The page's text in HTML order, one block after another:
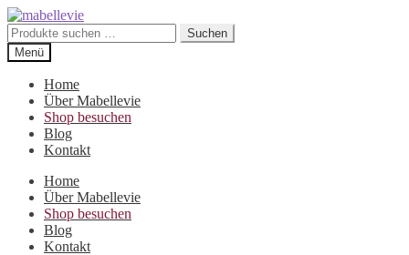
Zur
Navigation
springen
Zum
Inhalt
springen
Suchen
nach:
Suchen
Menü
Home
Über Mabellevie
Shop besuchen
Blog
Kontakt
Home
Über Mabellevie
Shop besuchen
Blog
Kontakt